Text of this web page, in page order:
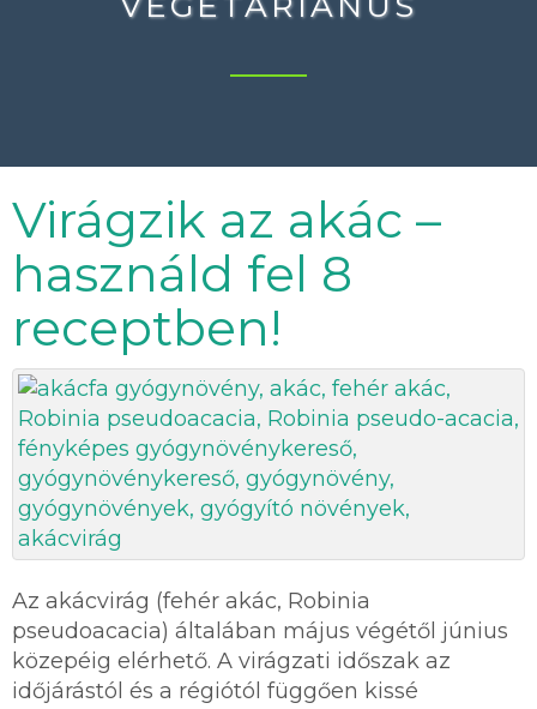
Virágzik az akác –
használd fel 8
receptben!
Az akácvirág (fehér akác, Robinia
pseudoacacia) általában május végétől június
közepéig elérhető. A virágzati időszak az
időjárástól és a régiótól függően kissé